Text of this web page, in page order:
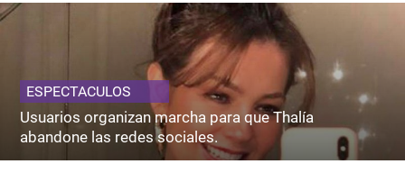
ESPECTACULOS
Usuarios organizan marcha para que Thalía
abandone las redes sociales.